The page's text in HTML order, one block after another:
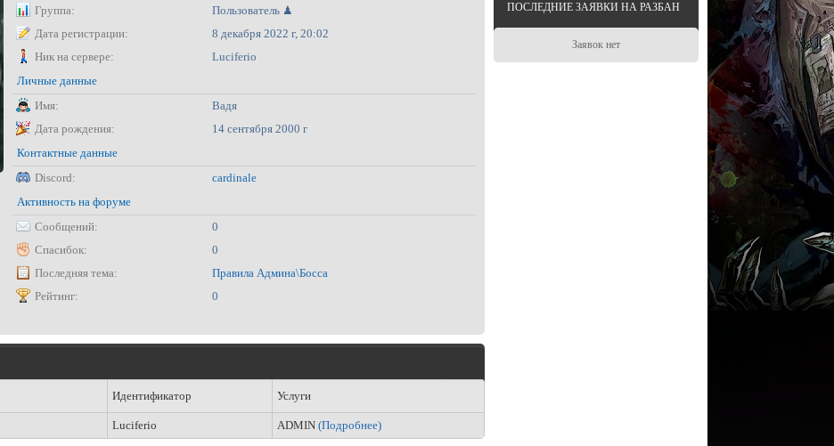
Группа:
Пользователь ♟
Дата регистрации:
8 декабря 2022 г, 20:02
Ник на сервере:
Luciferio
Личные данные
Имя:
Вадя
Дата рождения:
14 сентября 2000 г
Контактные данные
Discord:
cardinale
Активность на форуме
Сообщений:
0
Спасибок:
0
Последняя тема:
Правила Админа\Босса
Рейтинг:
0
Идентификатор Услуги
Luciferio ADMIN (Подробнее)
ПОСЛЕДНИЕ ЗАЯВКИ НА РАЗБАН
Заявок нет